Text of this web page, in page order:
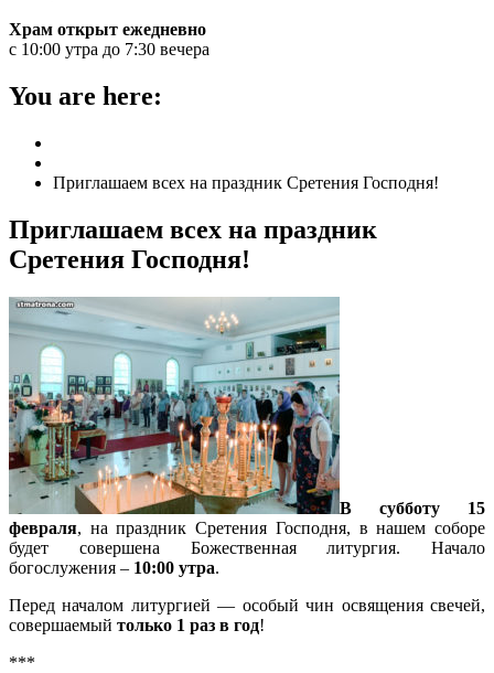
Храм открыт ежедневно
с 10:00 утра до 7:30 вечера
You are here:
Приглашаем всех на праздник Сретения Господня!
Приглашаем всех на праздник
Сретения Господня!
В субботу 15
февраля, на праздник Сретения Господня, в нашем соборе
будет совершена Божественная литургия. Начало
богослужения – 10:00 утра.
Перед началом литургией — особый чин освящения свечей,
совершаемый только 1 раз в год!
***